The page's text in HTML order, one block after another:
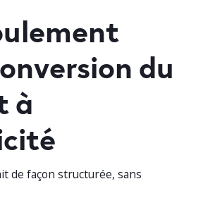
du
à
de façon structurée, sans